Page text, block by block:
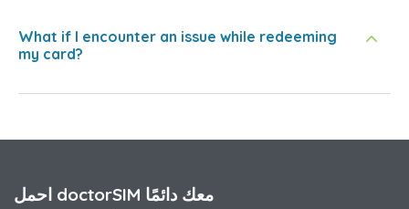
What if I encounter an issue while redeeming
my card?
احمل doctorSIM معك دائمًا